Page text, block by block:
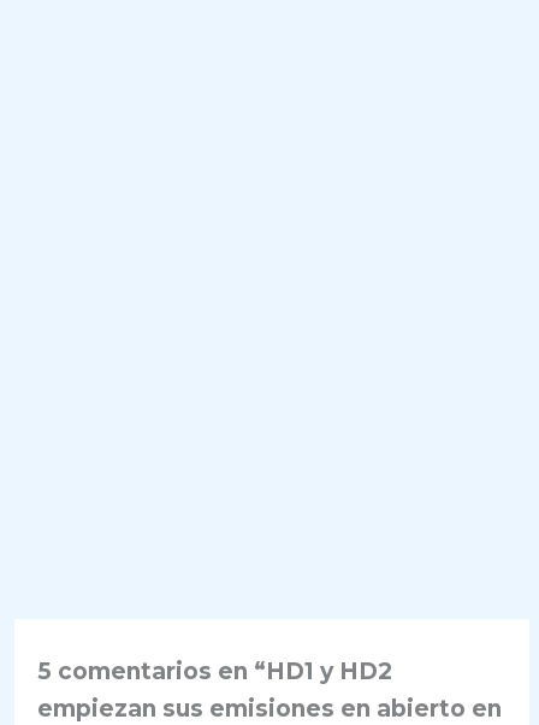
5 comentarios en “HD1 y HD2
empiezan sus emisiones en abierto en